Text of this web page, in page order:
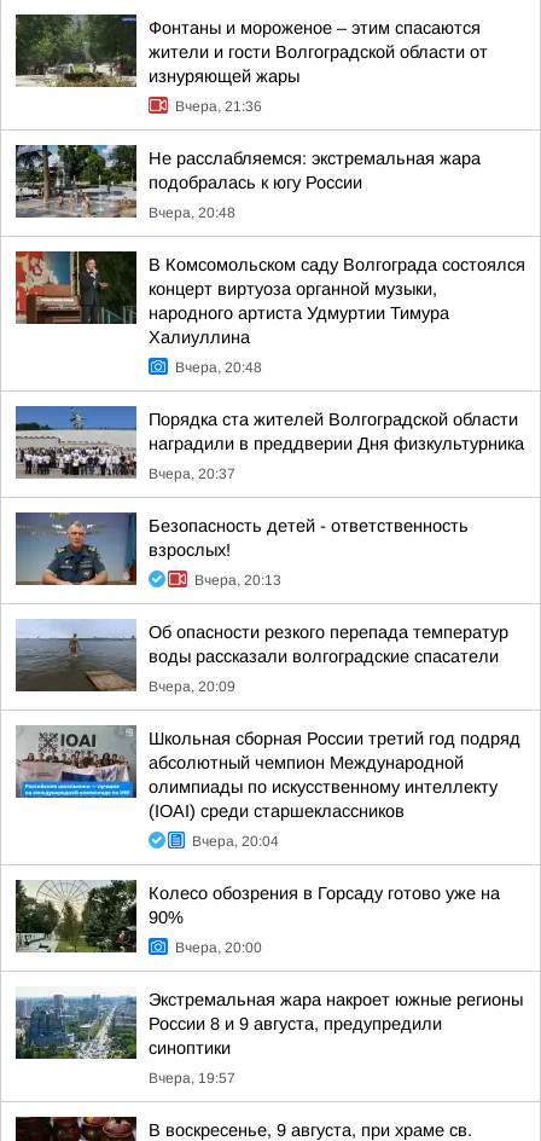
Фонтаны и мороженое – этим спасаются
жители и гости Волгоградской области от
изнуряющей жары
Вчера, 21:36
Не расслабляемся: экстремальная жара
подобралась к югу России
Вчера, 20:48
В Комсомольском саду Волгограда состоялся
концерт виртуоза органной музыки,
народного артиста Удмуртии Тимура
Халиуллина
Вчера, 20:48
Порядка ста жителей Волгоградской области
наградили в преддверии Дня физкультурника
Вчера, 20:37
Безопасность детей - ответственность
взрослых!
Вчера, 20:13
Об опасности резкого перепада температур
воды рассказали волгоградские спасатели
Вчера, 20:09
Школьная сборная России третий год подряд
абсолютный чемпион Международной
олимпиады по искусственному интеллекту
(IOAI) среди старшеклассников
Вчера, 20:04
Колесо обозрения в Горсаду готово уже на
90%
Вчера, 20:00
Экстремальная жара накроет южные регионы
России 8 и 9 августа, предупредили
синоптики
Вчера, 19:57
В воскресенье, 9 августа, при храме св.